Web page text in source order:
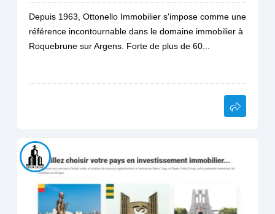
Depuis 1963, Ottonello Immobilier s'impose comme une
référence incontournable dans le domaine immobilier à
Roquebrune sur Argens. Forte de plus de 60...